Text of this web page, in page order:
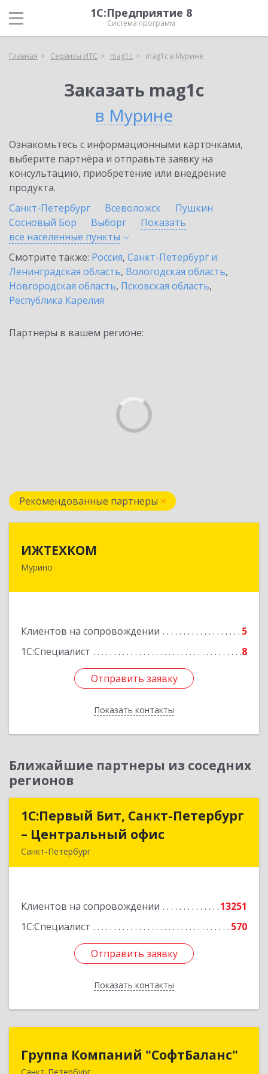
1С:Предприятие 8
Система программ
Главная Сервисы ИТС mag1c mag1c в Мурине
Заказать mag1c
в Мурине
Ознакомьтесь с информационными карточками,
выберите партнёра и отправьте заявку на
консультацию, приобретение или внедрение
продукта.
Санкт-Петербург
Всеволожск
Пушкин
Сосновый Бор
Выборг
Показать
все населенные пункты
Смотрите также: Россия, Санкт-Петербург и
Ленинградская область, Вологодская область,
Новгородская область, Псковская область,
Республика Карелия
Партнеры в вашем регионе:
Рекомендованные партнеры
ИЖТЕХКОМ
Мурино
Клиентов на сопровождении
5
1С:Специалист
8
Отправить заявку
Показать контакты
188677, Ленинградская обл, Всеволожский р-н,
Отправить заявку
Назад
Ближайшие партнеры из соседних
регионов
1С:Первый Бит, Санкт-Петербург
– Центральный офис
Санкт-Петербург
Клиентов на сопровождении
13251
1С:Специалист
570
Отправить заявку
Показать контакты
1С:Первый Бит, Санкт-Петербург
– Центральный офис
Отправить заявку
Назад
Группа Компаний "СофтБаланс"
Санкт-Петербург
Группа Компаний "СофтБаланс"